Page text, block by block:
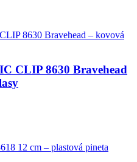
CLIP 8630 Bravehead